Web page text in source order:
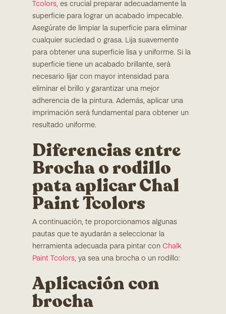
Tcolors, es crucial preparar adecuadamente la
superficie para lograr un acabado impecable.
Asegúrate de limpiar la superficie para eliminar
cualquier suciedad o grasa. Lija suavemente
para obtener una superficie lisa y uniforme. Si la
superficie tiene un acabado brillante, será
necesario lijar con mayor intensidad para
eliminar el brillo y garantizar una mejor
adherencia de la pintura. Además, aplicar una
imprimación será fundamental para obtener un
resultado uniforme.
Diferencias entre
Brocha o rodillo
pata aplicar Chal
Paint Tcolors
A continuación, te proporcionamos algunas
pautas que te ayudarán a seleccionar la
herramienta adecuada para pintar con Chalk
Paint Tcolors, ya sea una brocha o un rodillo:
Aplicación con
brocha